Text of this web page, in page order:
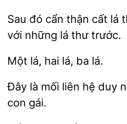
cẩn thận cất lá
với những lá
trước.
Một ba lá.
Đây là mối liên duy
con